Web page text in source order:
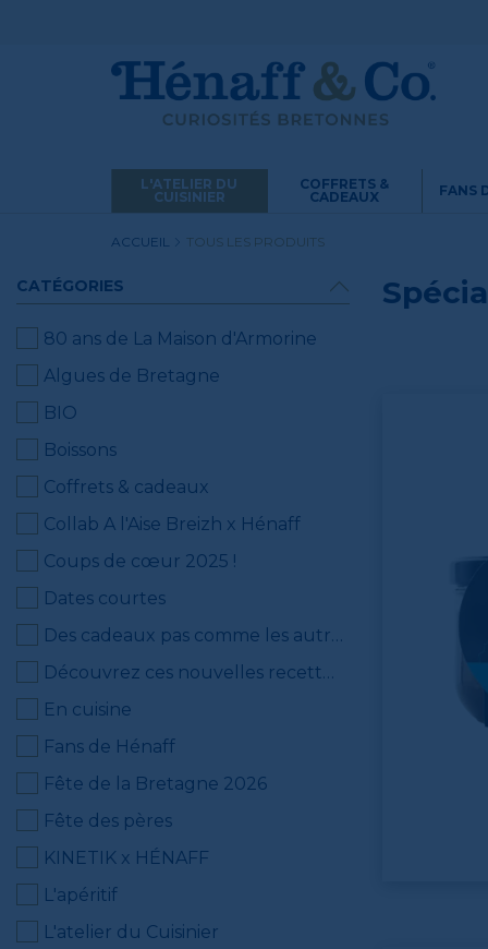
L'ATELIER DU
CUISINIER
COFFRETS &
CADEAUX
FANS
ACCUEIL TOUS LES PRODUITS
CATÉGORIES
80 ans de La Maison d'Armorine
Algues de Bretagne
BIO
Boissons
Coffrets & cadeaux
Collab A l'Aise Breizh x Hénaff
Coups de cœur 2025 !
Dates courtes
Des cadeaux pas comme les autres
Découvrez ces nouvelles recettes innovantes de tartinables pour vos apéritifs !
En cuisine
Fans de Hénaff
Fête de la Bretagne 2026
Fête des pères
KINETIK x HÉNAFF
L'apéritif
L'atelier du Cuisinier